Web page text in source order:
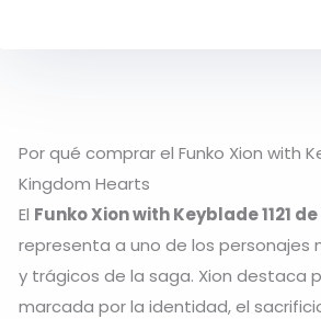
Por qué comprar el Funko Xion with
Kingdom Hearts
El Funko Xion with Keyblade 1121
representa a uno de los personajes
y trágicos de la saga. Xion destaca
marcada por la identidad, el